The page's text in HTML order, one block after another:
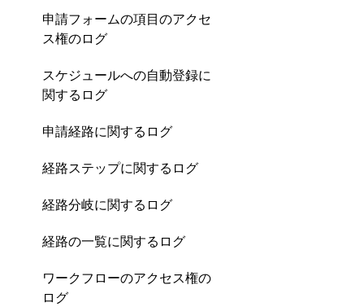
申請フォームの項目のアクセ
ス権のログ
スケジュールへの自動登録に
関するログ
申請経路に関するログ
経路ステップに関するログ
経路分岐に関するログ
経路の一覧に関するログ
ワークフローのアクセス権の
ログ